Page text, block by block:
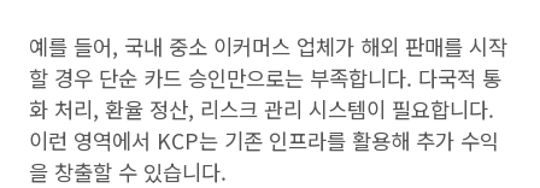
예를 들어, 국내 중소 이커머스 업체가 해외 판매를 시작
할 경우 단순 카드 승인만으로는 부족합니다. 다국적 통
화 처리, 환율 정산, 리스크 관리 시스템이 필요합니다.
이런 영역에서 KCP는 기존 인프라를 활용해 추가 수익
을 창출할 수 있습니다.